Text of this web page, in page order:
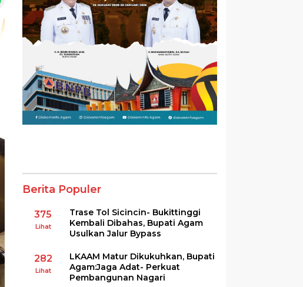
Berita Populer
375
Lihat
Trase Tol Sicincin- Bukittinggi
Kembali Dibahas, Bupati Agam
Usulkan Jalur Bypass
282
Lihat
LKAAM Matur Dikukuhkan, Bupati
Agam:Jaga Adat- Perkuat
Pembangunan Nagari